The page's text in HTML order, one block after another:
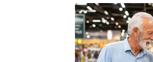
oslobodite iluzija i
STRELAC –